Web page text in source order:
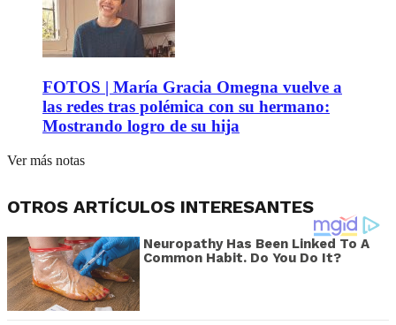
FOTOS | María Gracia Omegna vuelve a
las redes tras polémica con su hermano:
Mostrando logro de su hija
Ver más notas
OTROS ARTÍCULOS INTERESANTES
Neuropathy Has Been Linked To A
Common Habit. Do You Do It?